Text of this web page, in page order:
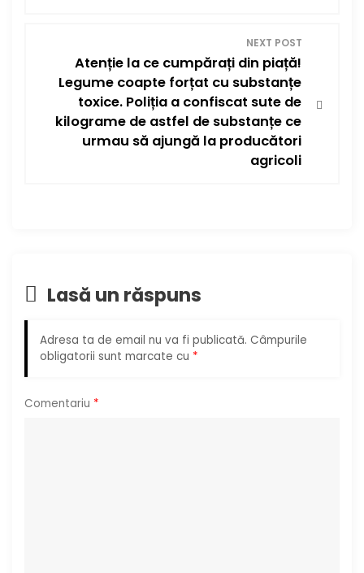
r
t
c
NEXT POST
Atenție la ce cumpărați din piață!
Legume coapte forțat cu substanțe
toxice. Poliția a confiscat sute de
kilograme de astfel de substanțe ce
urmau să ajungă la producători
agricoli
Lasă un răspuns
Adresa ta de email nu va fi publicată. Câmpurile
obligatorii sunt marcate cu *
Comentariu *